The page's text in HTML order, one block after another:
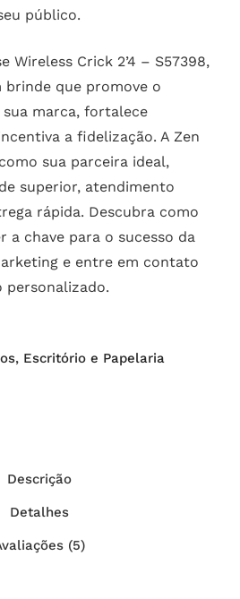
público.
Wireless Crick 2’4 – S57398,
brinde que promove o
marca, fortalece
a fidelização. A Zen
sua parceira ideal,
superior, atendimento
rápida. Descubra como
a chave para o sucesso da
e entre em contato
personalizado.
, Escritório e Papelaria
Descrição
Detalhes
(5)